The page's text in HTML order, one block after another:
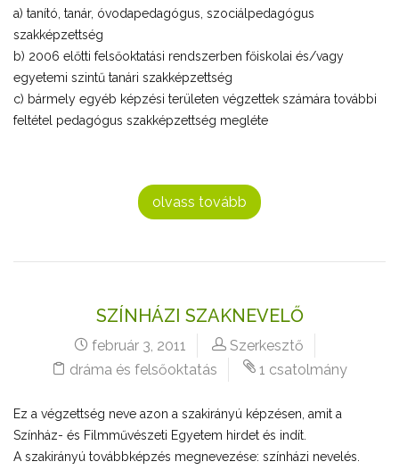
a) tanító, tanár, óvodapedagógus, szociálpedagógus
szakképzettség
b) 2006 előtti felsőoktatási rendszerben főiskolai és/vagy
egyetemi szintű tanári szakképzettség
c) bármely egyéb képzési területen végzettek számára további
feltétel pedagógus szakképzettség megléte
olvass tovább
SZÍNHÁZI SZAKNEVELŐ
február 3, 2011
Szerkesztő
dráma és felsőoktatás
1 csatolmány
Ez a végzettség neve azon a szakirányú képzésen, amit a
Színház- és Filmművészeti Egyetem hirdet és indít.
A szakirányú továbbképzés megnevezése: színházi nevelés.